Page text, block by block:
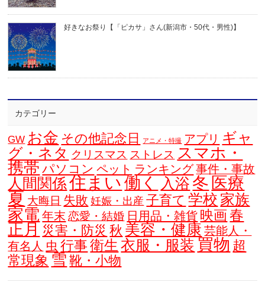
好きなお祭り【「ピカサ」さん(新潟市・50代・男性)】
カテゴリー
GW お金 その他記念日 アニメ・特撮 アプリ ギャ
グ・ネタ クリスマス ストレス スマホ・
携帯 パソコン ペット ランキング事件・事故
人間関係住まい 働く 入浴 冬 医療
夏 大晦日 失敗 妊娠・出産 子育て 学校 家族
家電 年末 恋愛・結婚 日用品・雑貨 映画 春
正月 災害・防災 秋 美容・健康 芸能人・
有名人 虫 行事 衛生 衣服・服装 買物 超
常現象 雪 靴・小物